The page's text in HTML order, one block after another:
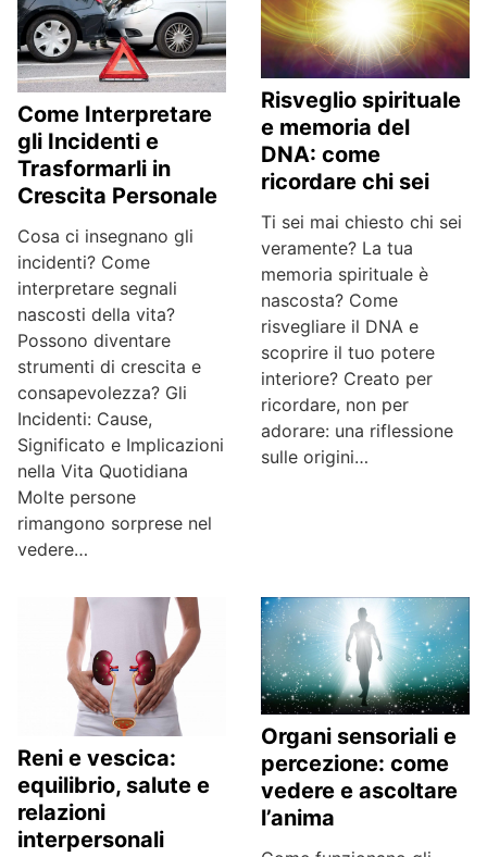
Come Interpretare
gli Incidenti e
Trasformarli in
Crescita Personale
Cosa ci insegnano gli
incidenti? Come
interpretare segnali
nascosti della vita?
Possono diventare
strumenti di crescita e
consapevolezza? Gli
Incidenti: Cause,
Significato e Implicazioni
nella Vita Quotidiana
Molte persone
rimangono sorprese nel
vedere…
Risveglio spirituale
e memoria del
DNA: come
ricordare chi sei
Ti sei mai chiesto chi sei
veramente? La tua
memoria spirituale è
nascosta? Come
risvegliare il DNA e
scoprire il tuo potere
interiore? Creato per
ricordare, non per
adorare: una riflessione
sulle origini…
Reni e vescica:
equilibrio, salute e
relazioni
interpersonali
Organi sensoriali e
percezione: come
vedere e ascoltare
l’anima